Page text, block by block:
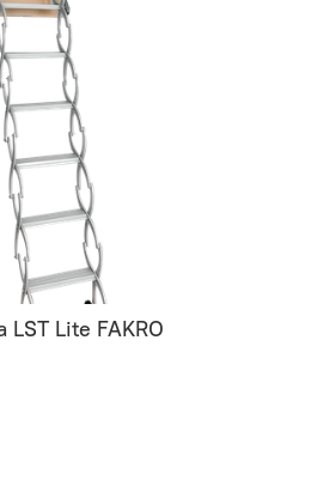
Lite FAKRO